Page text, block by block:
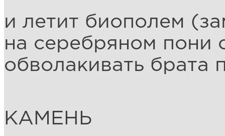
и летит биополем
на серебряном пони
обволакивать брата
КАМЕНЬ